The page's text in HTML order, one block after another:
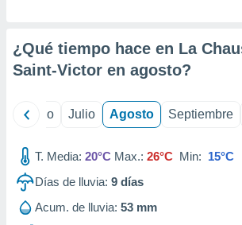
de¿Qué tiempo hace en La
Saint-Victor en agosto?
Junio Julio Agosto Septiembre
T. Media: 20°C Max.: 26°C Min: 15°C
Días de lluvia: 9 días
Acum. de lluvia: 53 mm